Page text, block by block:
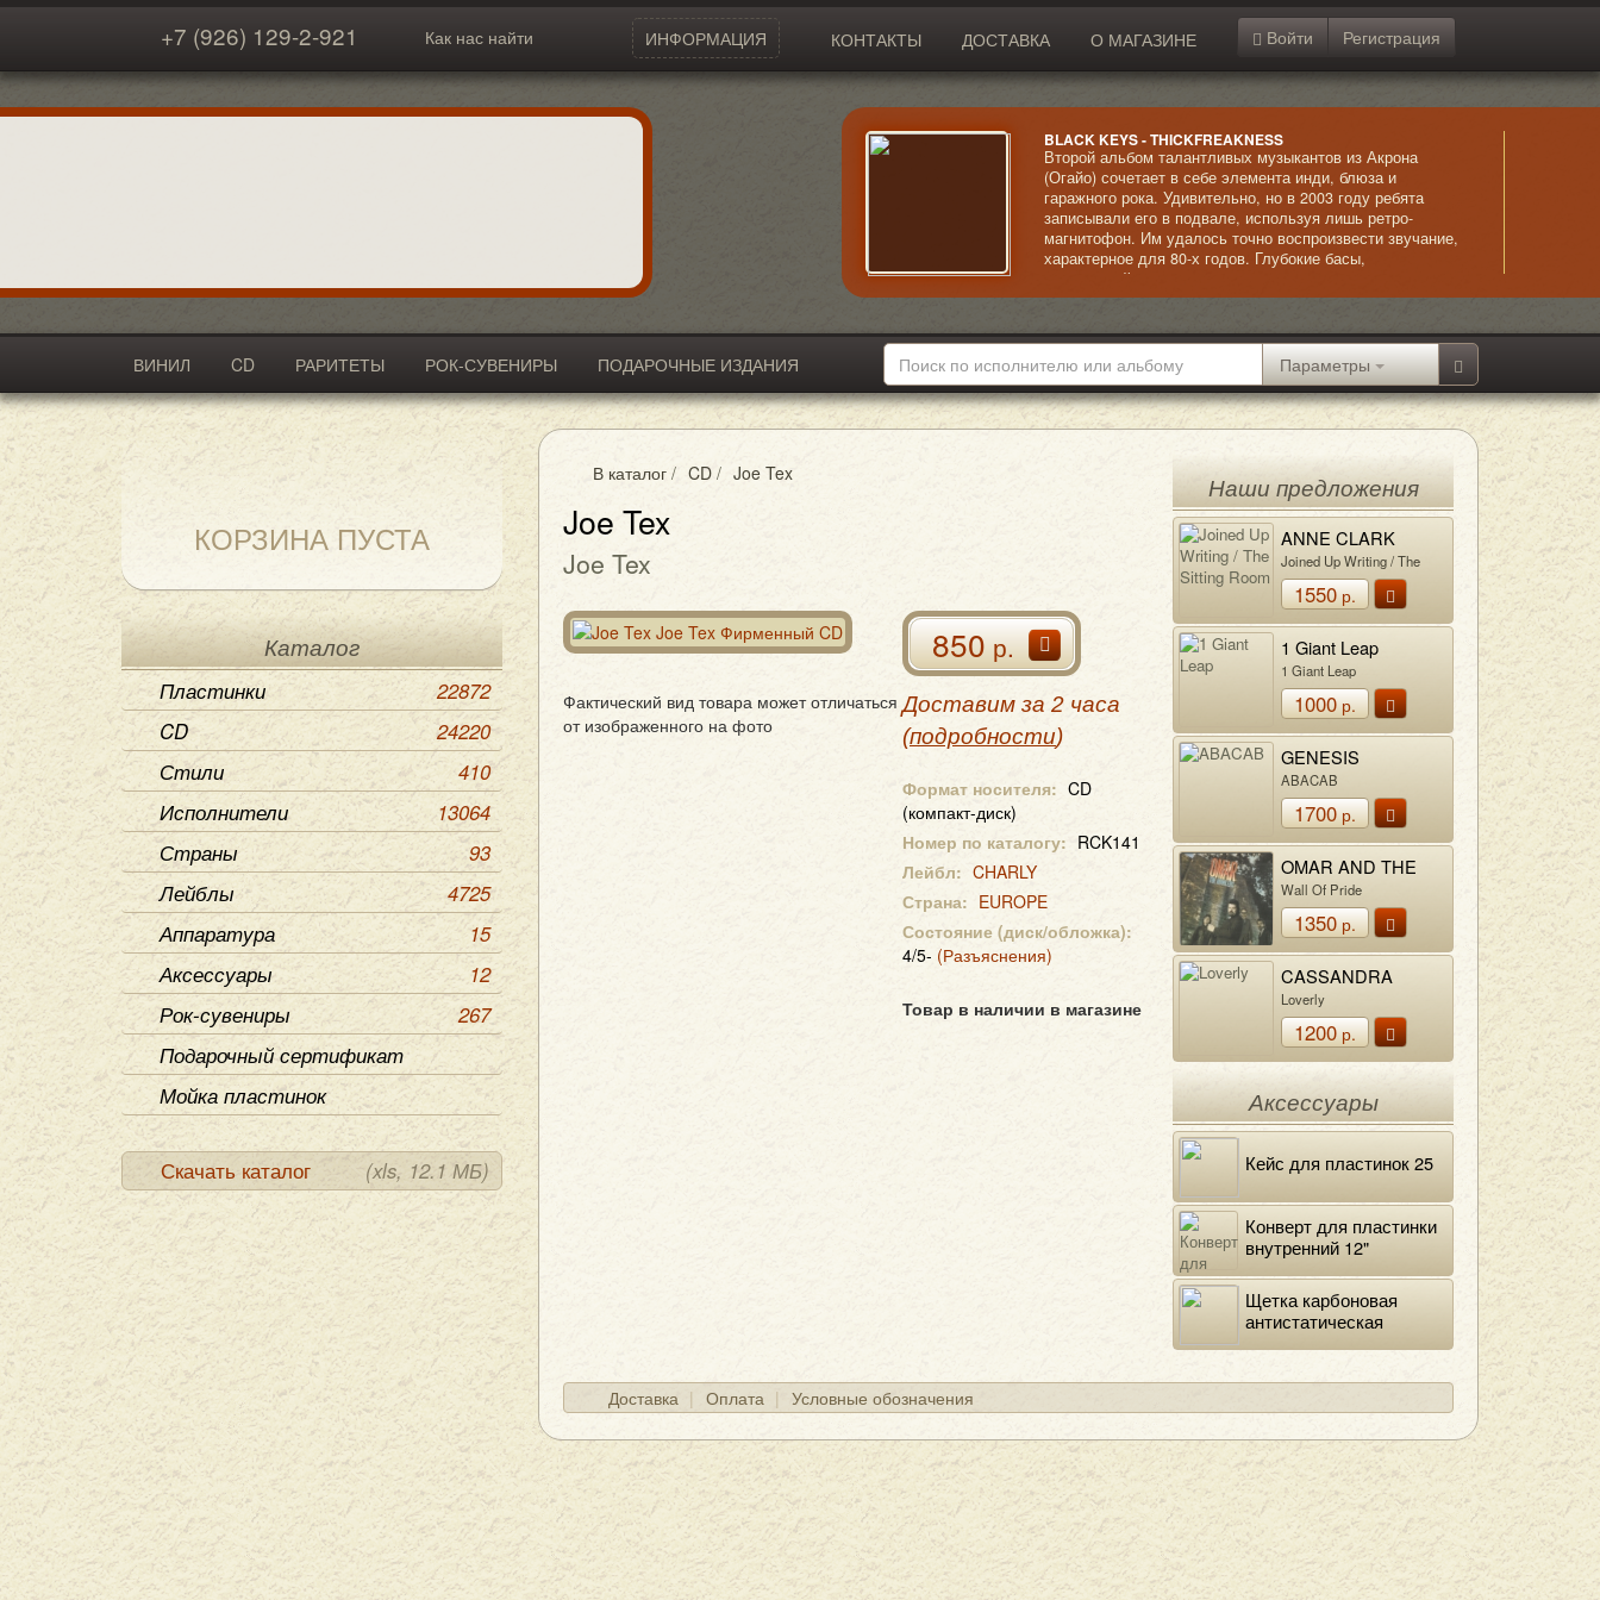
+7 (926) 129-2-921 Как нас найти ИНФОРМАЦИЯ КОНТАКТЫ ДОСТАВКА О МАГАЗИНЕ Войти Регистрация
BLACK KEYS - THICKFREAKNESS
Второй альбом талантливых музыкантов из Акрона
(Огайо) сочетает в себе элемента инди, блюза и
гаражного рока. Удивительно, но в 2003 году ребята
записывали его в подвале, используя лишь ретро-
магнитофон. Им удалось точно воспроизвести звучание,
характерное для 80-х годов. Глубокие басы,
возносящийся над ними вокал и магические гитары – все,
как в старые добрые времена.
ВИНИЛ CD РАРИТЕТЫ РОК-СУВЕНИРЫ
ПОДАРОЧНЫЕ ИЗДАНИЯ
АКСЕССУАРЫ
Параметры
КОРЗИНА ПУСТА
Каталог
Пластинки
22872
CD
24220
Стили
410
Исполнители
13064
Страны
93
Лейблы
4725
Аппаратура
15
Аксессуары
12
Рок-сувениры
267
Подарочный сертификат
Мойка пластинок
Скачать каталог (xls, 12.1 МБ)
В каталог / CD / Joe Tex
Joe Tex
Joe Tex
Фактический вид товара может отличаться
от изображенного на фото
850р.
Доставим за 2 часа
(подробности)
Формат носителя: CD
(компакт-диск)
Номер по каталогу: RCK141
Лейбл: CHARLY
Страна: EUROPE
Состояние (диск/обложка):
4/5- (Разъяснения)
Товар в наличии в магазине
Наши предложения
ANNE CLARK
Joined Up Writing / The
Sitting Room
1550р.
1 Giant Leap
1 Giant Leap
1000р.
GENESIS
ABACAB
1700р.
OMAR AND THE
HOWLERS
Wall Of Pride
1350р.
CASSANDRA
WILSON
Loverly
1200р.
Аксессуары
Кейс для пластинок 25
Конверт для пластинки
внутренний 12"
Щетка карбоновая
антистатическая
Доставка Оплата Условные обозначения